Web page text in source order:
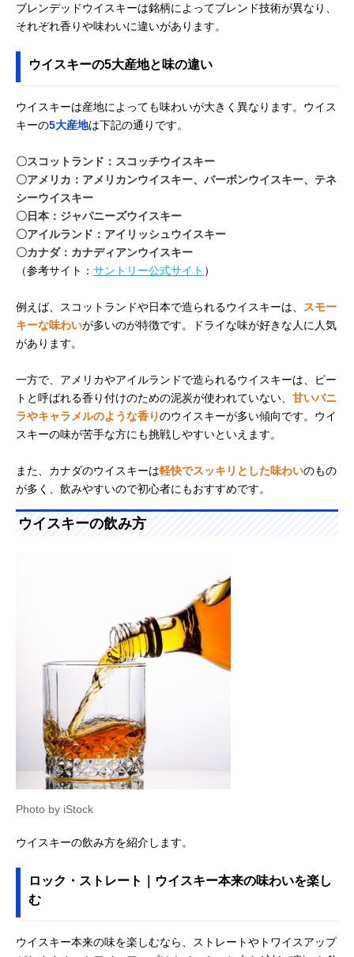
ブレンデッドウイスキーは銘柄によってブレンド技術が異なり、
それぞれ香りや味わいに違いがあります。
ウイスキーの5大産地と味の違い
ウイスキーは産地によっても味わいが大きく異なります。ウイス
キーの5大産地は下記の通りです。
〇スコットランド：スコッチウイスキー
〇アメリカ：アメリカンウイスキー、バーボンウイスキー、テネ
シーウイスキー
〇日本：ジャパニーズウイスキー
〇アイルランド：アイリッシュウイスキー
〇カナダ：カナディアンウイスキー
（参考サイト： サントリー公式サイト ）
例えば、スコットランドや日本で造られるウイスキーは、
スモー
キーな味わいが多いのが特徴です。ドライな味が好きな人に人気
があります。
一方で、アメリカやアイルランドで造られるウイスキーは、ピー
トと呼ばれる香り付けのための泥炭が使われていない、 甘いバニ
ラやキャラメルのような香りのウイスキーが多い傾向です。ウイ
スキーの味が苦手な方にも挑戦しやすいといえます。
また、カナダのウイスキーは軽快でスッキリとした味わいのもの
が多く、飲みやすいので初心者にもおすすめです。
ウイスキーの飲み方
Photo by iStock
ウイスキーの飲み方を紹介します。
ロック・ストレート｜ウイスキー本来の味わいを楽し
む
ウイスキー本来の味を楽しむなら、ストレートやトワイスアップ